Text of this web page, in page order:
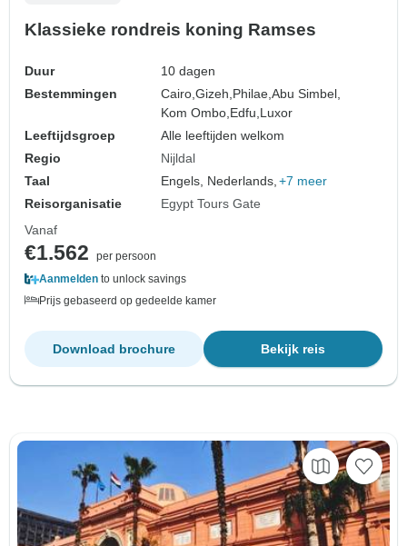
Klassieke rondreis koning Ramses
Duur
10 dagen
Bestemmingen
Cairo,Gizeh, Philae,Abu Simbel,
Kom Ombo, Edfu, Luxor
Leeftijdsgroep
Alle leeftijden welkom
Regio
Nijldal
Taal
Engels, Nederlands, +7 meer
Reisorganisatie
Egypt Tours Gate
Vanaf
€1.562
per persoon
Aanmelden to unlock savings
Prijs gebaseerd op gedeelde kamer
Bekijk reis
Download brochure